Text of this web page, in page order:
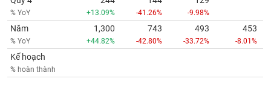
% YoY +13.09% -41.26% -9.98%
Năm
% YoY
1,300
+44.82%
743
-42.80%
493
-33.72%
453
-8.01%
Kế hoạch
% hoàn thành